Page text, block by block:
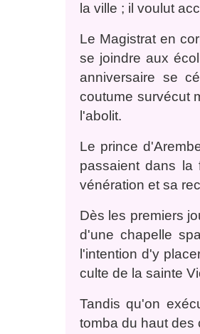
la ville ; il voulut
Le Magistrat en
se joindre aux
anniversaire se
coutume survécut
l'abolit.
Le prince
passaient dans la
vénération et sa
Dès les premiers
d'une chapelle
l'intention d'y
culte de la sainte
Tandis qu'on
tomba du haut des